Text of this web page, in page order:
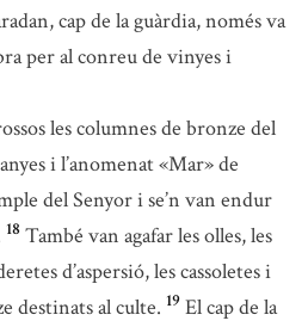
cap de la guàrdia, només va
per al conreu de vinyes i
les columnes de bronze del
i l’anomenat «Mar» de
del Senyor i se’n van endur
18 També van agafar les olles, les
d’aspersió, les cassoletes i
destinats al culte. 19 El cap de la